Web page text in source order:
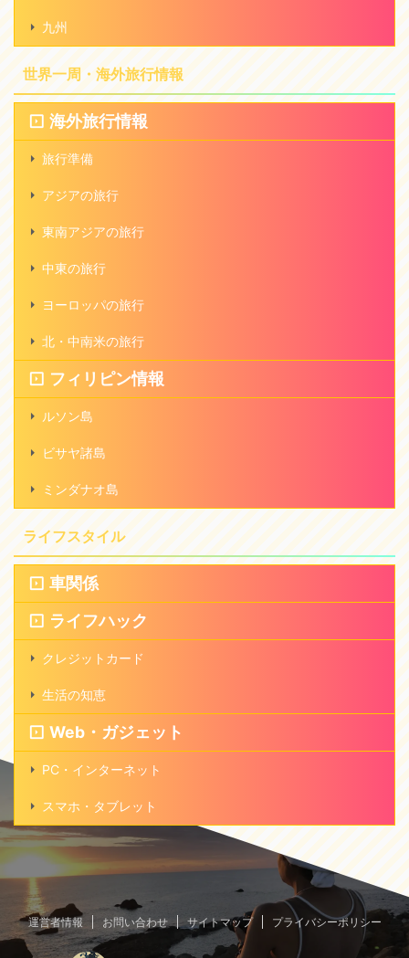
九州
世界一周・海外旅行情報
海外旅行情報
旅行準備
アジアの旅行
東南アジアの旅行
中東の旅行
ヨーロッパの旅行
北・中南米の旅行
フィリピン情報
ルソン島
ビサヤ諸島
ミンダナオ島
ライフスタイル
車関係
ライフハック
クレジットカード
生活の知恵
Web・ガジェット
PC・インターネット
スマホ・タブレット
運営者情報 お問い合わせ サイトマップ プライバシーポリシー